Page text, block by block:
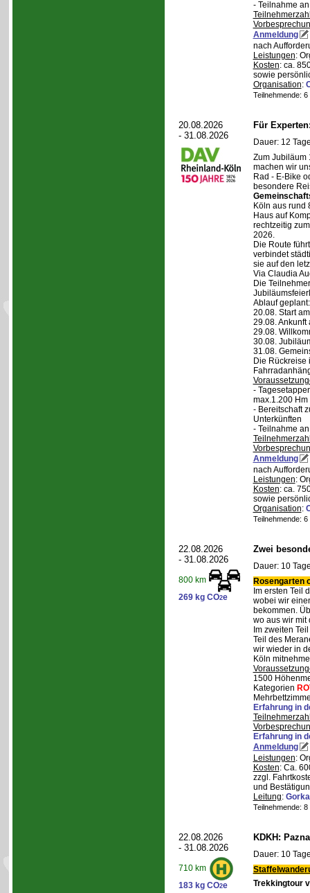
- Teilnahme
Anmeldung
nach
Leistungen:
Kosten: ca.
sowie
Organisation:
Teilnehmende:
20.08.2026
- 31.08.2026
Für
Dauer: 12
Zum Jubiläum
machen wir
Rad - E-Bike
besondere
Köln aus rund
Haus auf
rechtzeitig
2026.
Die Route
verbindet
sie auf den
Via Claudia
Die
Ablauf geplant:
20.08. Start
29.08. Ankunft
29.08.
30.08.
31.08.
Die Rückreise
-
max.1.200 Hm
- Bereitschaft
Unterkünften
- Teilnahme
Anmeldung
nach
Leistungen:
Kosten: ca.
sowie
Organisation:
Teilnehmende:
22.08.2026
- 31.08.2026
800 km
269 kg CO2e
Zwei
Dauer: 10
Rosengarten
Im ersten Teil
wobei wir
bekommen.
wo aus wir mit
Im zweiten
Teil des
wir wieder in
Köln
1500
Kategorien
Erfahrung in
Erfahrung in
Anmeldung
Leistungen:
Kosten: Ca.
zzgl.
und
Leitung:
Teilnehmende:
22.08.2026
- 31.08.2026
710 km
183 kg CO2e
KDKH:
Dauer: 10
Trekkingtour